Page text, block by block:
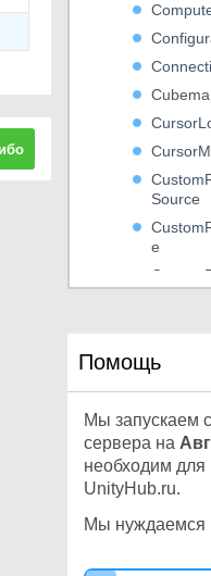
Source
e
eSpace
Помощь
Мы запускаем
сервера на
необходим для
UnityHub.ru.
Мы нуждаемся